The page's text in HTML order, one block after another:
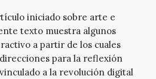
iniciado sobre arte e
texto muestra algunos
a partir de los cuales
para la reflexión
a la revolución digital